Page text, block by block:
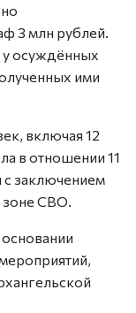
3 млн рублей.
у осуждённых
ими
включая 12
в отношении 11
с заключением
зоне СВО.